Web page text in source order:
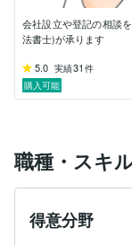
会社設立や登記の相談
法書士)が承ります
5.0 実績31 件
購入可能
職種・スキ
得意分野